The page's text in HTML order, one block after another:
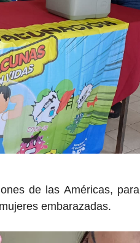
de las Américas, para
embarazadas.